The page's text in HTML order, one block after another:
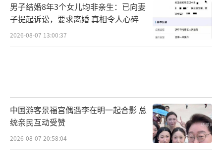
男子结婚8年3个女儿均非亲生：已向妻
子提起诉讼，要求离婚 真相令人心碎
2026-08-07 13:00:37
中国游客景福宫偶遇李在明一起合影 总
统亲民互动受赞
2026-08-07 20:58:04